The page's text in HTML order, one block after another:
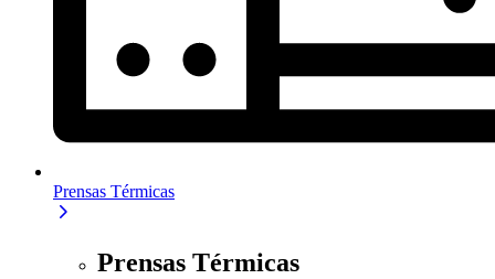
Prensas Térmicas
Prensas Térmicas